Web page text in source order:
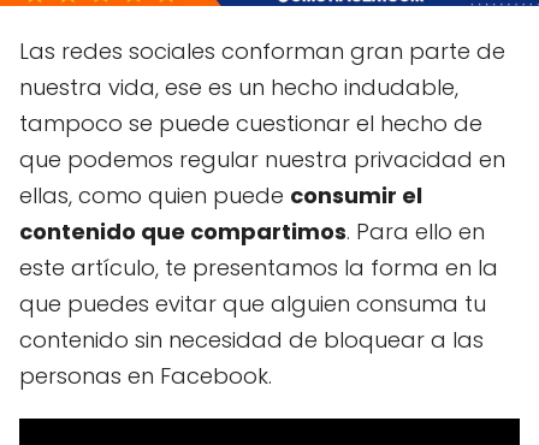
Las redes sociales conforman gran parte de
nuestra vida, ese es un hecho indudable,
tampoco se puede cuestionar el hecho de
que podemos regular nuestra privacidad en
ellas, como quien puede consumir el
contenido que compartimos. Para ello en
este artículo, te presentamos la forma en la
que puedes evitar que alguien consuma tu
contenido sin necesidad de bloquear a las
personas en Facebook.